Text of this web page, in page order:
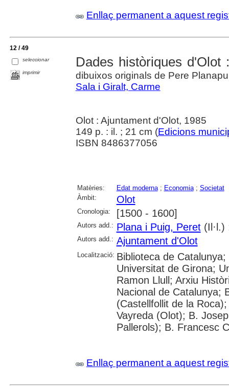
Enllaç permanent a aquest
12 / 49
seleccionar
imprimir
Dades històriques d'Olot
dibuixos originals de Pere
Sala i Giralt, Carme
Olot : Ajuntament d'Olot, 1985
149 p. : il. ; 21 cm (Edicions
ISBN 8486377056
Matèries: Edat moderna; Economia; Societat
Àmbit:
Olot
Cronologia: [1500 - 1600]
Autors add.: Plana i Puig, Peret
Autors add.: Ajuntament d'Olot
Localització: Biblioteca de
Universitat de Girona;
Ramon Llull; Arxiu
Nacional de Catalunya;
(Castellfollit de la
Vayreda (Olot); B.
Pallerols); B. Francesc
Enllaç permanent a aquest